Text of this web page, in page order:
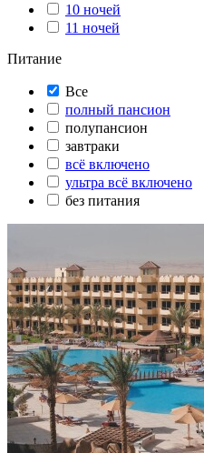
10 ночей
11 ночей
Питание
Все
полный пансион
полупансион
завтраки
всё включено
ультра всё включено
без питания